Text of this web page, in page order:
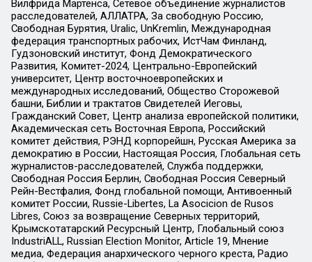
Вилфрида Мартенса, Сетевое объединение журналистов
расследователей, АЛЛАТРА, За свободную Россию,
Свободная Бурятия, Uralic, UnKremlin, Международная
федерация транспортных рабочих, ИстЧам Финланд,
Гудзоновский институт, Фонд Демократического
Развития, Комитет-2024, Центрально-Европейский
университет, Центр восточноевропейских и
международных исследований, Общество Сторожевой
башни, Библии и трактатов Свидетелей Иеговы,
Гражданский Совет, Центр анализа европейской политики,
Академическая сеть Восточная Европа, Российский
комитет действия, РЭНД корпорейшн, Русская Америка за
демократию в России, Настоящая Россия, Глобальная сеть
журналистов-расследователей, Служба поддержки,
Свободная Россия Берлин, Свободная Россия Северный
Рейн-Вестфалия, Фонд глобальной помощи, Антивоенный
комитет России, Russie-Libertes, La Asocicion de Rusos
Libres, Союз за возвращение Северных территорий,
Крымскотатарский Ресурсный Центр, Глобальный союз
IndustriALL, Russian Election Monitor, Article 19, Мнение
медиа, Федерация анархического черного креста, Радио